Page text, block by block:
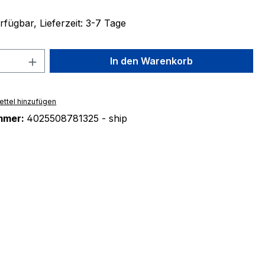
Lieferzeit: 3-7 Tage
Anzahl: Gib den gewünschten Wert
In den Warenkorb
hinzufügen
4025508781325 - ship